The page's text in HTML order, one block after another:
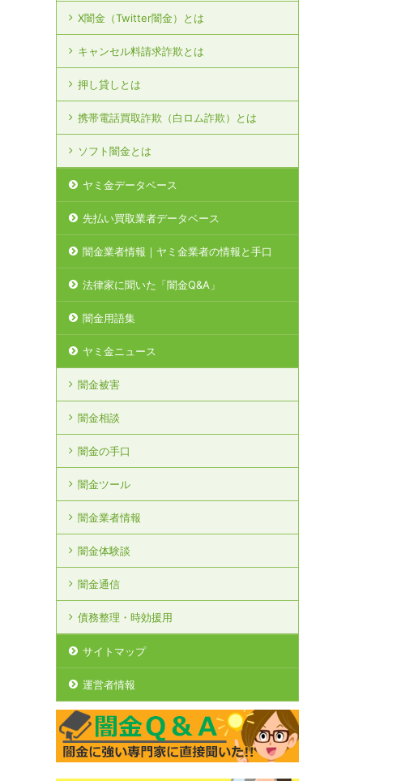
X闇金（Twitter闇金）とは
キャンセル料請求詐欺とは
押し貸しとは
携帯電話買取詐欺（白ロム詐欺）とは
ソフト闇金とは
ヤミ金データベース
先払い買取業者データベース
闇金業者情報｜ヤミ金業者の情報と手口
法律家に聞いた「闇金Q&A」
闇金用語集
ヤミ金ニュース
闇金被害
闇金相談
闇金の手口
闇金ツール
闇金業者情報
闇金体験談
闇金通信
債務整理・時効援用
サイトマップ
運営者情報